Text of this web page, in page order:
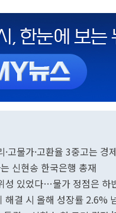
고물가·고환율 3중고는 경
신현송 한국은행 총재
성 있었다…물가 정점은 하
해결 시 올해 성장률 2.6%